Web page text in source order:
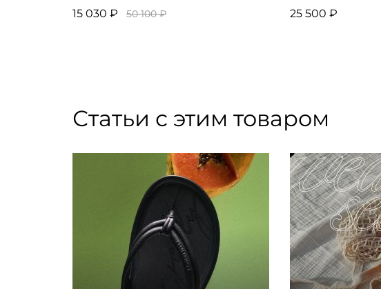
15 030 ₽ 50 100 ₽ 25 500 ₽
Статьи с этим товаром